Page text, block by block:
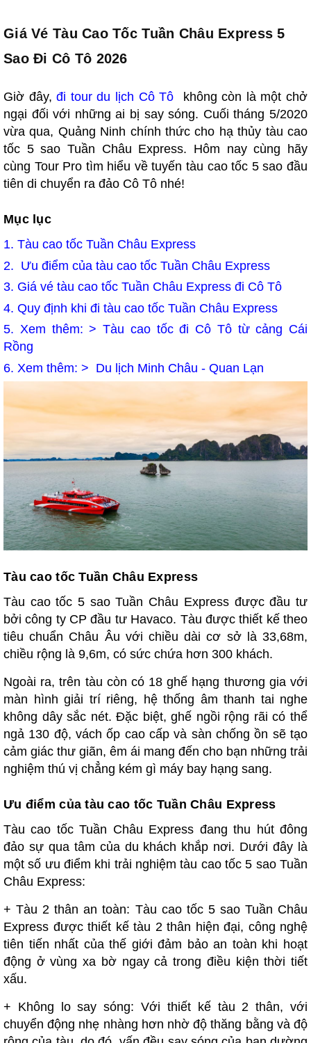
Giá Vé Tàu Cao Tốc Tuần Châu Express 5
Sao Đi Cô Tô 2026
Giờ đây,đi tour du lịch Cô Tô
không còn là một chở
ngại đối với những ai bị say sóng. Cuối tháng 5/2020
vừa qua, Quảng Ninh chính thức cho hạ thủy tàu cao
tốc 5 sao Tuần Châu Express. Hôm nay cùng hãy
cùng Tour Pro tìm hiểu về tuyến tàu cao tốc 5 sao đầu
tiên di chuyển ra đảo Cô Tô nhé!
Mục lục
1. Tàu cao tốc Tuần Châu Express
2. Ưu điểm của tàu cao tốc Tuần Châu Express
3. Giá vé tàu cao tốc Tuần Châu Express đi Cô Tô
4. Quy định khi đi tàu cao tốc Tuần Châu Express
5. Xem thêm: > Tàu cao tốc đi Cô Tô từ cảng Cái
Rồng
6. Xem thêm: > Du lịch Minh Châu - Quan Lạn
Tàu cao tốc Tuần Châu Express
Tàu cao tốc 5 sao Tuần Châu Express được đầu tư
bởi công ty CP đầu tư Havaco. Tàu được thiết kế theo
tiêu chuẩn Châu Âu với chiều dài cơ sở là 33,68m,
chiều rộng là 9,6m, có sức chứa hơn 300 khách.
Ngoài ra, trên tàu còn có 18 ghế hạng thương gia với
màn hình giải trí riêng, hệ thống âm thanh tai nghe
không dây sắc nét. Đặc biệt, ghế ngồi rộng rãi có thể
ngả 130 độ, vách ốp cao cấp và sàn chống ồn sẽ tạo
cảm giác thư giãn, êm ái mang đến cho bạn những trải
nghiệm thú vị chẳng kém gì máy bay hạng sang.
Ưu điểm của tàu cao tốc Tuần Châu Express
Tàu cao tốc Tuần Châu Express đang thu hút đông
đảo sự qua tâm của du khách khắp nơi. Dưới đây là
một số ưu điểm khi trải nghiệm tàu cao tốc 5 sao Tuần
Châu Express:
+ Tàu 2 thân an toàn: Tàu cao tốc 5 sao Tuần Châu
Express được thiết kế tàu 2 thân hiện đại, công nghệ
tiên tiến nhất của thế giới đảm bảo an toàn khi hoạt
động ở vùng xa bờ ngay cả trong điều kiện thời tiết
xấu.
+ Không lo say sóng: Với thiết kế tàu 2 thân, với
chuyển động nhẹ nhàng hơn nhờ độ thăng bằng và độ